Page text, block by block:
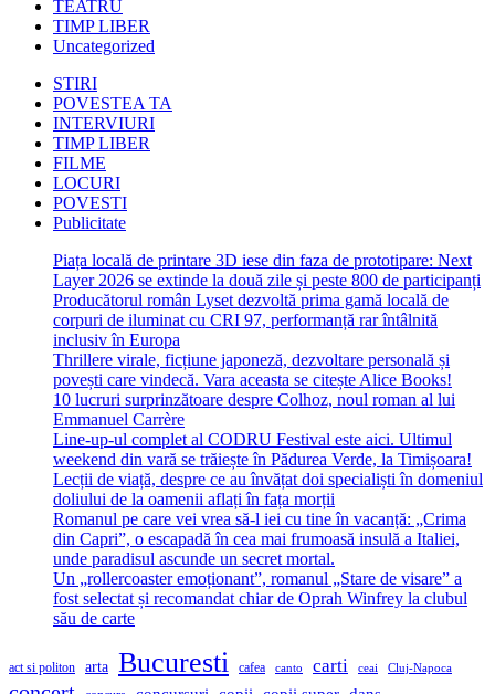
TEATRU
TIMP LIBER
Uncategorized
STIRI
POVESTEA TA
INTERVIURI
TIMP LIBER
FILME
LOCURI
POVESTI
Publicitate
Piața locală de printare 3D iese din faza de prototipare: Next
Layer 2026 se extinde la două zile și peste 800 de participanți
Producătorul român Lyset dezvoltă prima gamă locală de
corpuri de iluminat cu CRI 97, performanță rar întâlnită
inclusiv în Europa
Thrillere virale, ficțiune japoneză, dezvoltare personală și
povești care vindecă. Vara aceasta se citește Alice Books!
10 lucruri surprinzătoare despre Colhoz, noul roman al lui
Emmanuel Carrère
Line-up-ul complet al CODRU Festival este aici. Ultimul
weekend din vară se trăiește în Pădurea Verde, la Timișoara!
Lecții de viață, despre ce au învățat doi specialiști în domeniul
doliului de la oamenii aflați în fața morții
Romanul pe care vei vrea să-l iei cu tine în vacanță: „Crima
din Capri”, o escapadă în cea mai frumoasă insulă a Italiei,
unde paradisul ascunde un secret mortal.
Un „rollercoaster emoționant”, romanul „Stare de visare” a
fost selectat și recomandat chiar de Oprah Winfrey la clubul
său de carte
act si politon arta Bucuresti cafea canto carti ceai Cluj-Napoca